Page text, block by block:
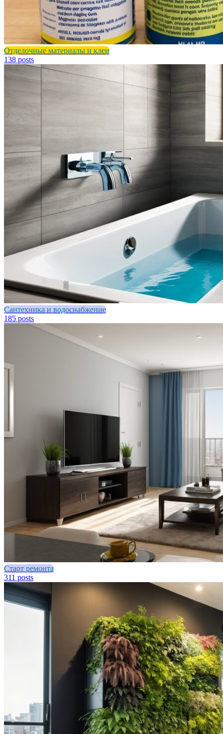
Отделочные материалы и клеи
138 posts
Сантехника и водоснабжение
185 posts
Старт ремонта
311 posts